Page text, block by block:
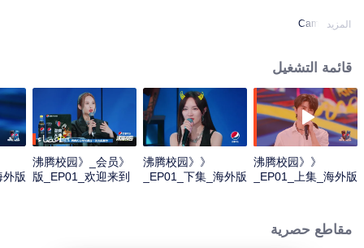
Campus Go
المزيد
قائمة التشغيل
《沸腾校园》
_EP01_上集_海外版
《沸腾校园》
_EP01_下集_海外版
أعضاء
《沸腾校园》_会员
版_EP01_欢迎来到
外版
مقاطع حصرية